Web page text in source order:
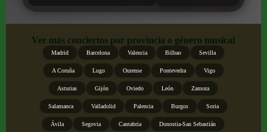
Ver más conciertos por provincia o género musical
Madrid Barcelona Valencia Bilbao Sevilla
A Coruña Lugo Ourense Pontevedra Vigo
Asturias Gijón Oviedo León Zamora
Salamanca Valladolid Palencia Burgos Soria
Ávila Segovia Cantabria Donostia-San Sebastián